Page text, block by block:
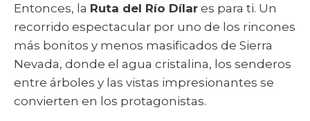
Entonces, la Ruta del Río Dílar es para ti. Un
recorrido espectacular por uno de los rincones
más bonitos y menos masificados de Sierra
Nevada, donde el agua cristalina, los senderos
entre árboles y las vistas impresionantes se
convierten en los protagonistas.